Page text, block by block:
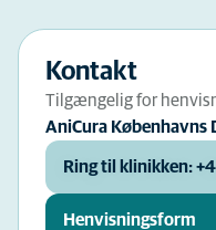
Kontakt
Tilgængelig for
AniCura Københavns
Ring til klinikken:
Henvisningsform